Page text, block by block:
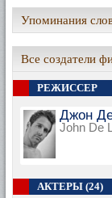
Упоминания
Все создатели
РЕЖИССЕР
Джон
John De
АКТЕРЫ (24)